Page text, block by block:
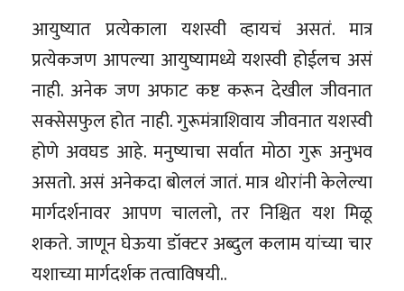
आयुष्यात प्रत्येकाला यशस्वी व्हायचं असतं. मात्र
प्रत्येकजण आपल्या आयुष्यामध्ये यशस्वी होईलच असं
नाही. अनेक जण अफाट कष्ट करून देखील जीवनात
सक्सेसफुल होत नाही. गुरूमंत्राशिवाय जीवनात यशस्वी
होणे अवघड आहे. मनुष्याचा सर्वात मोठा गुरू अनुभव
असतो. असं अनेकदा बोललं जातं. मात्र थोरांनी केलेल्या
मार्गदर्शनावर आपण चाललो, तर निश्चित यश मिळू
शकते. जाणून घेऊया डॉक्टर अब्दुल कलाम यांच्या चार
यशाच्या मार्गदर्शक तत्वाविषयी..